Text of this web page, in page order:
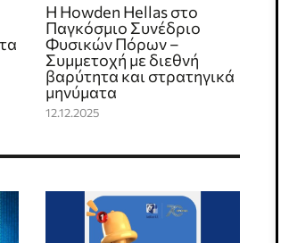
Η Howden Hellas στο
Παγκόσμιο Συνέδριο
Φυσικών Πόρων –
Συμμετοχή με διεθνή
βαρύτητα και στρατηγικά
μηνύματα
12.12.2025